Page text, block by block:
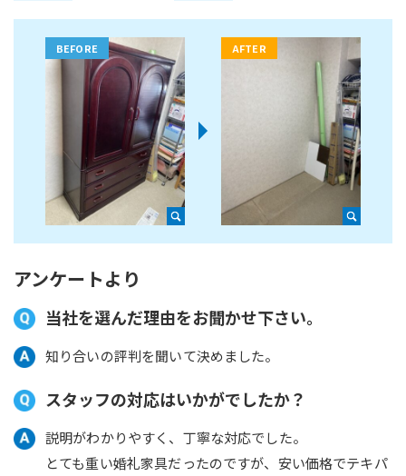
アンケートより
当社を選んだ理由をお聞かせ下さい。
知り合いの評判を聞いて決めました。
スタッフの対応はいかがでしたか？
説明がわかりやすく、丁寧な対応でした。
とても重い婚礼家具だったのですが、安い価格でテキパ